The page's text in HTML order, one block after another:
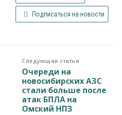
Подписаться на новости
Следующая статья
Очереди на
новосибирских АЗС
стали больше после
атак БПЛА на
Омский НПЗ